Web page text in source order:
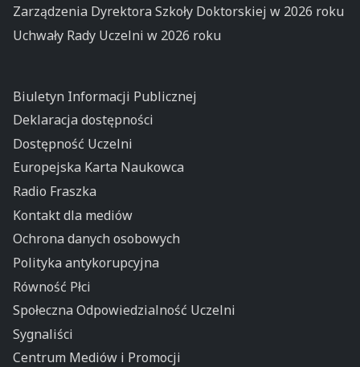
Zarządzenia Dyrektora Szkoły Doktorskiej w 2026 roku
Uchwały Rady Uczelni w 2026 roku
Biuletyn Informacji Publicznej
Deklaracja dostępności
Dostępność Uczelni
Europejska Karta Naukowca
Radio Fraszka
Kontakt dla mediów
Ochrona danych osobowych
Polityka antykorupcyjna
Równość Płci
Społeczna Odpowiedzialność Uczelni
Sygnaliści
Centrum Mediów i Promocji